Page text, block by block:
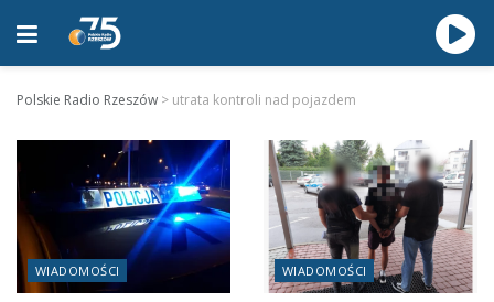
Polskie Radio Rzeszów > utrata kontroli nad pojazdem
WIADOMOŚCI WIADOMOŚCI